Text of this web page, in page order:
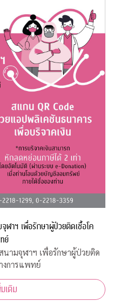
ดเชื้อโค
ย์
รักษาผู้ป่วยติด
งการแพทย์
เติม